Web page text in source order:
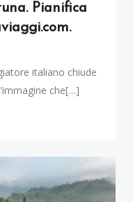
Pianifica
italiano chiude
che[…]